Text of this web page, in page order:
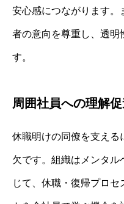
安心感につながります。
者の意向を尊重し、透明
す。
周囲社員への理解
休職明けの同僚を支える
欠です。組織はメンタル
じて、休職・復帰プロ